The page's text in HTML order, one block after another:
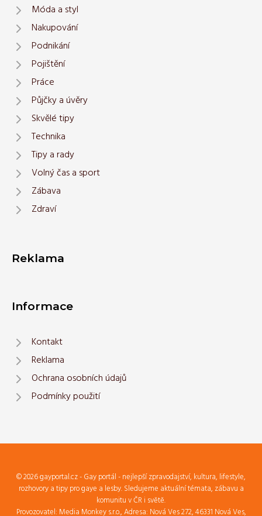
Móda a styl
Nakupování
Podnikání
Pojištění
Práce
Půjčky a úvěry
Skvělé tipy
Technika
Tipy a rady
Volný čas a sport
Zábava
Zdraví
Reklama
Informace
Kontakt
Reklama
Ochrana osobních údajů
Podmínky použití
© 2026 gayportal.cz - Gay portál - nejlepší zpravodajství, kultura, lifestyle,
rozhovory a tipy pro gaye a lesby. Sledujeme aktuální témata, zábavu a
komunitu v ČR i světě.
Provozovatel: Media Monkey s.r.o., Adresa: Nová Ves 272, 46331 Nová Ves,